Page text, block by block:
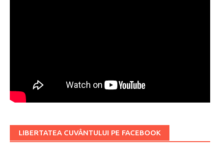
LIBERTATEA CUVÂNTULUI PE FACEBOOK